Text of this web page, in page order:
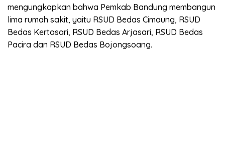
mengungkapkan bahwa Pemkab Bandung membangun
lima rumah sakit, yaitu RSUD Bedas Cimaung, RSUD
Bedas Kertasari, RSUD Bedas Arjasari, RSUD Bedas
Pacira dan RSUD Bedas Bojongsoang.